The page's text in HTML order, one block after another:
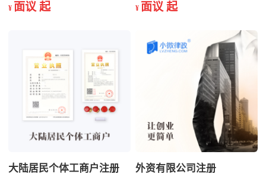
¥ 面议 起 ¥ 面议 起
大陆居民个体工商户注册 外资有限公司注册